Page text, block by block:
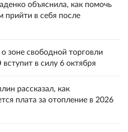
объяснила, как помочь
прийти в себя после
зоне свободной торговли
в силу 6 октября
рассказал, как
плата за отопление в 2026